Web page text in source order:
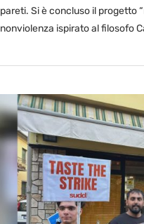
pareti. Si è concluso il progetto
nonviolenza ispirato al filosofo